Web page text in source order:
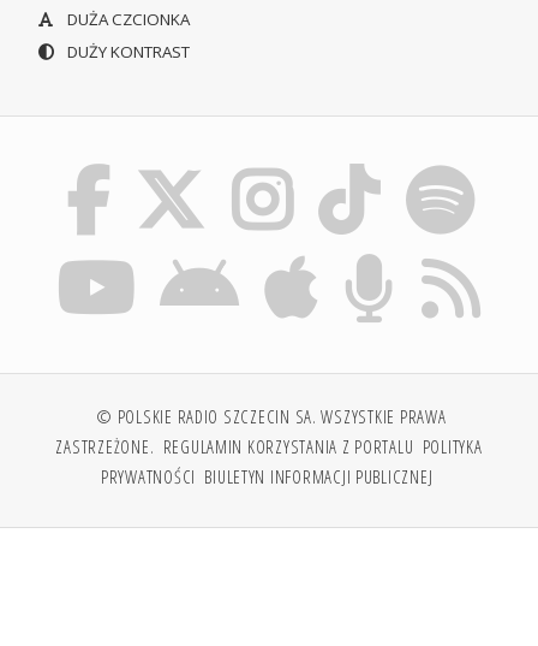
DUŻA CZCIONKA
DUŻY KONTRAST
© POLSKIE RADIO SZCZECIN SA. WSZYSTKIE PRAWA
ZASTRZEŻONE. REGULAMIN KORZYSTANIA Z PORTALU POLITYKA
PRYWATNOŚCI BIULETYN INFORMACJI PUBLICZNEJ